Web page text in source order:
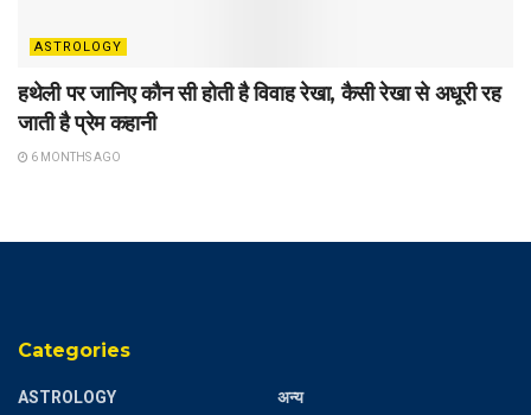
ASTROLOGY
हथेली पर जानिए कौन सी होती है विवाह रेखा, कैसी रेखा से अधूरी रह
जाती है प्रेम कहानी
6 MONTHS AGO
Categories
ASTROLOGY
अन्य